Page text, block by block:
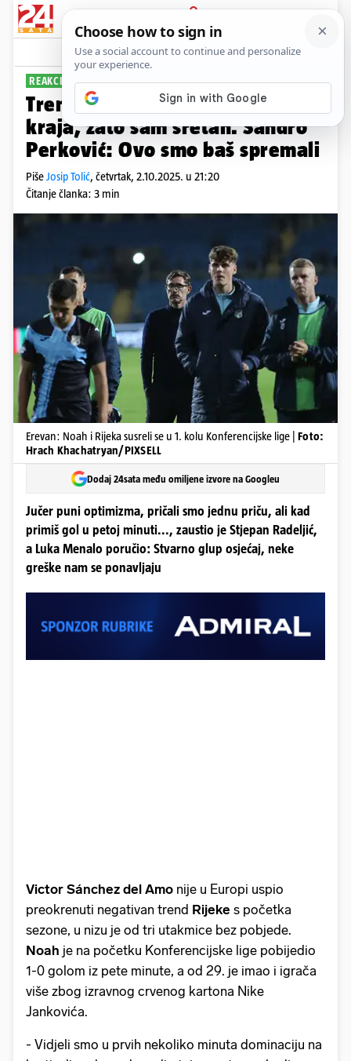
PRIJAVA
Sport Komentari
REAKCIJE IZ ARMENIJE
Trener Rijeke: Borili smo se do
kraja, zato sam sretan. Sandro
Perković: Ovo smo baš spremali
PišeJosip Tolić, četvrtak, 2.10.2025. u 21:20
Čitanje članka: 3 min
Erevan: Noah i Rijeka susreli se u 1. kolu Konferencijske lige | Foto:
Hrach Khachatryan/PIXSELL
Dodaj 24sata među omiljene izvore na Googleu
Jučer puni optimizma, pričali smo jednu priču, ali kad
primiš gol u petoj minuti..., zaustio je Stjepan Radeljić,
a Luka Menalo poručio: Stvarno glup osjećaj, neke
greške nam se ponavljaju
Victor Sánchez del Amo nije u Europi uspio
preokrenuti negativan trend Rijeke s početka
sezone, u nizu je od tri utakmice bez pobjede.
Noah je na početku Konferencijske lige pobijedio
1-0 golom iz pete minute, a od 29. je imao i igrača
više zbog izravnog crvenog kartona Nike
Jankovića.
- Vidjeli smo u prvih nekoliko minuta dominaciju na